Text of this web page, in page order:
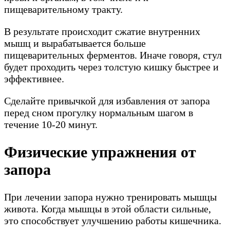
пищеварительному тракту.
В результате происходит сжатие внутренних
мышц и вырабатывается больше
пищеварительных ферментов. Иначе говоря, стул
будет проходить через толстую кишку быстрее и
эффективнее.
Сделайте привычкой для избавления от запора
перед сном прогулку нормальным шагом в
течение 10-20 минут.
Физические упражнения от
запора
При лечении запора нужно тренировать мышцы
живота. Когда мышцы в этой области сильные,
это способствует улучшению работы кишечника.